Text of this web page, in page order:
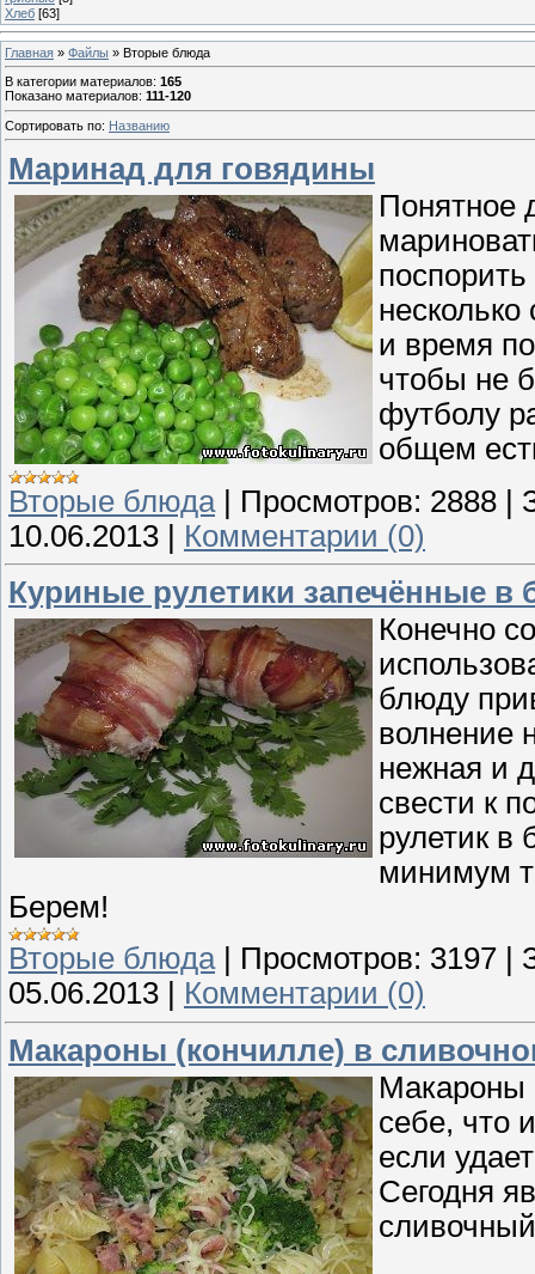
Хлеб [63]
Главная » Файлы » Вторые блюда
В категории материалов: 165
Показано материалов: 111-120
Сортировать по: Названию
Маринад для говядины
Понятное
и время
чтобы не
футболу
общем
Вторые блюда | Просмотров: 2888 |
10.06.2013 | Комментарии (0)
Куриные рулетики запечённые в
Конечно
блюду
волнение
нежная и
свести к
рулетик в
минимум
Берем!
Вторые блюда| Просмотров: 3197
05.06.2013
Комментарии (0)
Макароны (кончилле) в
Макароны
себе, что
если
Сегодня